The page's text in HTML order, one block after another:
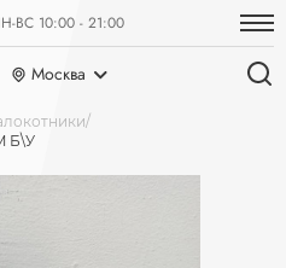
ВС 10:00 - 21:00
Москва
Б\У